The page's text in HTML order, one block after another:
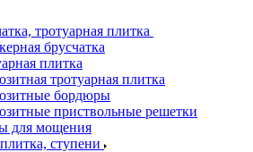
тротуарная плитка
брусчатка
плитка
тротуарная плитка
бордюры
приствольные решетки
для мощения
ступени